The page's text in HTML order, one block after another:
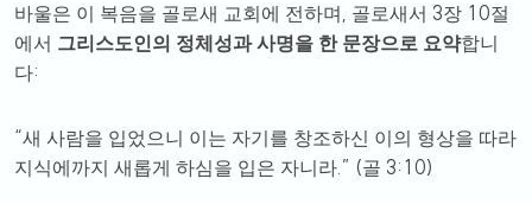
바울은 이 복음을 골로새 교회에 전하며 , 골로새서 3장 10절
에서 그리스도인의 정체성과 사명을 한 문장으로 요약합니
다:
“새 사람을 입었으니 이는 자기를 창조하신 이의 형상을 따라
지식에까지 새롭게 하심을 입은 자니라.” (골 3:10)